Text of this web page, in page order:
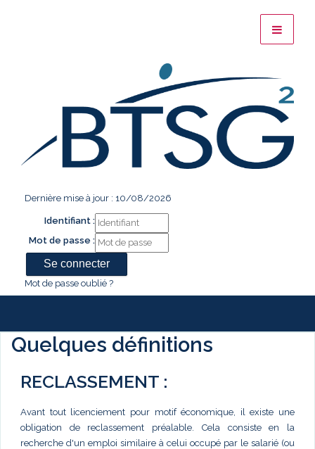
Dernière mise à jour : 10/08/2026
Identifiant :
Mot de passe :
Mot de passe oublié ?
Quelques définitions
RECLASSEMENT :
Avant tout licenciement pour motif économique, il existe une
obligation de reclassement préalable. Cela consiste en la
recherche d'un emploi similaire à celui occupé par le salarié (ou